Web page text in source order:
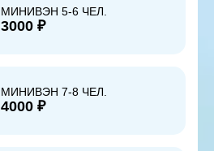
МИНИВЭН 5-6 ЧЕЛ.
3000 ₽
МИНИВЭН 7-8 ЧЕЛ.
4000 ₽